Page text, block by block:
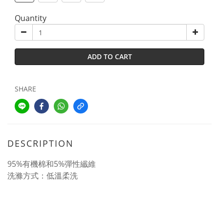
Quantity
ADD TO CART
SHARE
DESCRIPTION
95%有機棉和5%彈性纎維
洗滌方式：低溫柔洗